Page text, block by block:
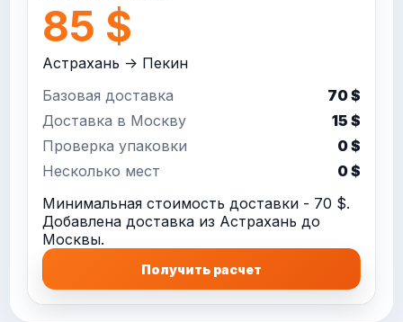
85 $
Астрахань -> Пекин
Базовая доставка
70 $
Доставка в Москву
15 $
Проверка упаковки
0 $
Несколько мест
0 $
Минимальная стоимость доставки - 70 $.
Добавлена доставка из Астрахань до
Москвы.
Получить расчет